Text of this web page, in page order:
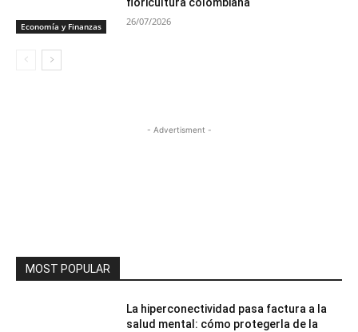
Economía y Finanzas
floricultura colombiana
26/07/2026
- Advertisment -
MOST POPULAR
La hiperconectividad pasa factura a la
salud mental: cómo protegerla de la